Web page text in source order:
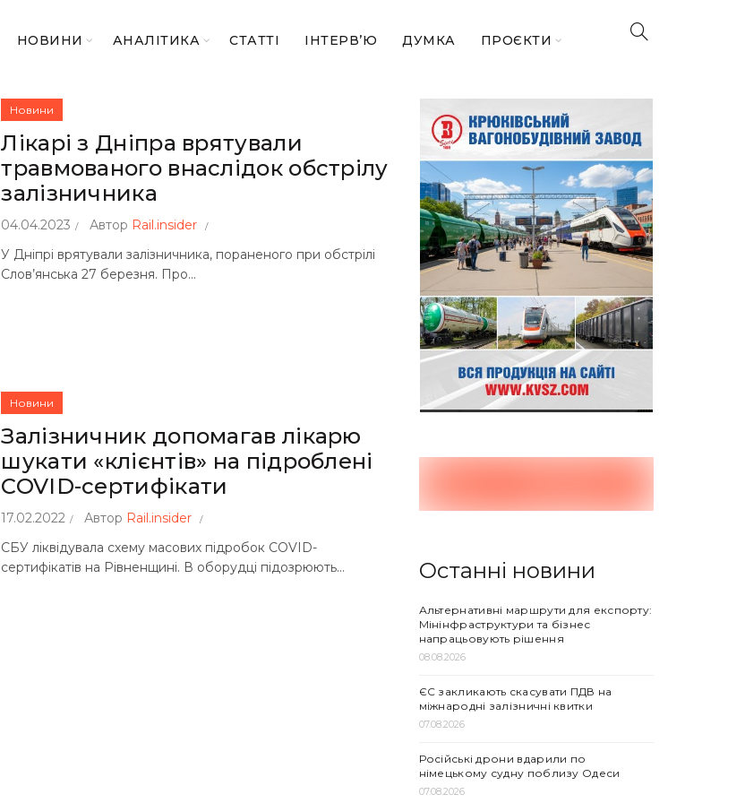
НОВИНИ АНАЛІТИКА СТАТТІ ІНТЕРВ’Ю ДУМКА ПРОЄКТИ
Новини
Лікарі з Дніпра врятували
травмованого внаслідок обстрілу
залізничника
04.04.2023 Автор Rail.insider
У Дніпрі врятували залізничника, пораненого при обстрілі
Слов’янська 27 березня. Про...
Новини
Залізничник допомагав лікарю
шукати «клієнтів» на підроблені
COVID-сертифікати
17.02.2022 Автор Rail.insider
СБУ ліквідувала схему масових підробок COVID-
сертифікатів на Рівненщині. В оборудці підозрюють...
Останні новини
Альтернативні маршрути для експорту:
Мінінфраструктури та бізнес
напрацьовують рішення
08.08.2026
ЄС закликають скасувати ПДВ на
міжнародні залізничні квитки
07.08.2026
Російські дрони вдарили по
німецькому судну поблизу Одеси
07.08.2026